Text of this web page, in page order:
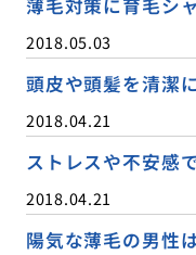
薄毛対策に育毛シ
2018.05.03
頭皮や頭髪を清潔
2018.04.21
ストレスや不安感
2018.04.21
陽気な薄毛の男性